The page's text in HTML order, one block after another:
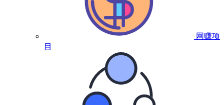
网赚项
目